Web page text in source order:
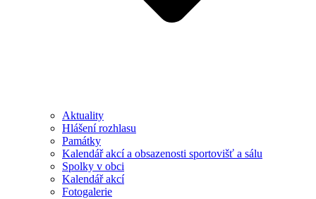
Aktuality
Hlášení rozhlasu
Památky
Kalendář akcí a obsazenosti sportovišť a sálu
Spolky v obci
Kalendář akcí
Fotogalerie